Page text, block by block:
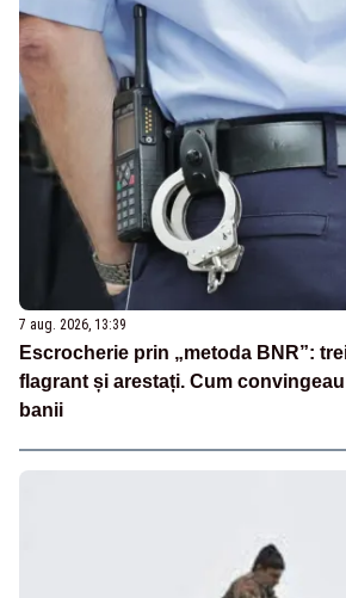
7 aug. 2026, 13:39
Escrocherie prin „metoda BNR”:
flagrant și arestați. Cum
banii